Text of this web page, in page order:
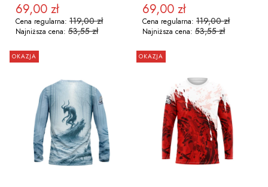
Cena promocyjna
69,00 zł
Cena regularna: 119,00 zł
Najniższa cena: 53,55 zł
DO KOSZYKA
Cena promocyjna
69,00 zł
Cena regularna: 119,00 zł
Najniższa cena: 53,55 zł
DO KOSZYKA
OKAZJA OKAZJA